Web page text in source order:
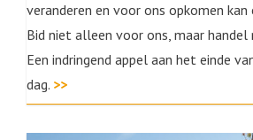
veranderen en voor ons opkomen kan
Bid niet alleen voor ons, maar handel
Een indringend appel aan het einde
dag. >>